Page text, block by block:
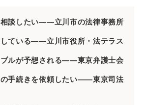
談したい――立川市の法律事務所
ている――立川市役所・法テラス
ルが予想される――東京弁護士会
手続きを依頼したい――東京司法